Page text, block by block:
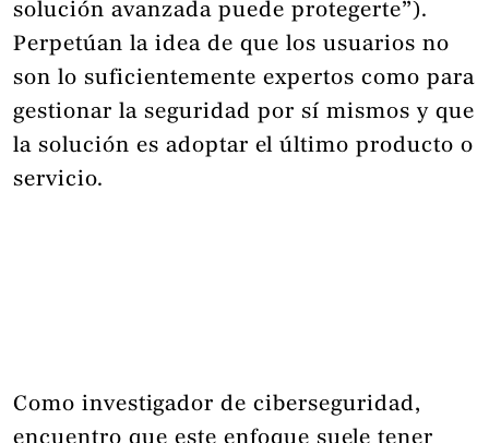
solución avanzada puede protegerte”).
Perpetúan la idea de que los usuarios no
son lo suficientemente expertos como para
gestionar la seguridad por sí mismos y que
la solución es adoptar el último producto o
servicio.
Como investigador de ciberseguridad,